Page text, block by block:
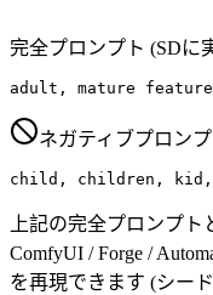
完全プロンプト (SDに
adult, mature
ネガティブプロン
child, children, kid,
上記の完全プロンプト
ComfyUI / Forge /
を再現できます (シー